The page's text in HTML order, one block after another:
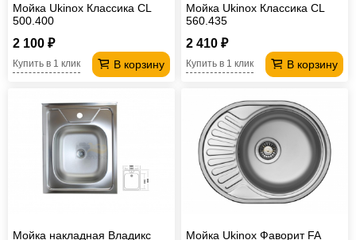
Мойка Ukinox Классика CL
500.400
2 100 ₽
В корзину
Купить в 1 клик
Мойка Ukinox Классика CL
560.435
2 410 ₽
В корзину
Купить в 1 клик
Мойка накладная Владикс Мойка Ukinox Фаворит FA